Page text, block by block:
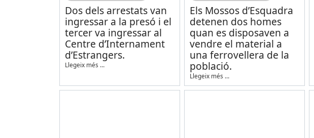
Dos dels arrestats van
ingressar a la presó i el
tercer va ingressar al
Centre d’Internament
d’Estrangers.
Llegeix més …
Els Mossos d’Esquadra
detenen dos homes
quan es disposaven a
vendre el material a
una ferrovellera de la
població.
Llegeix més …